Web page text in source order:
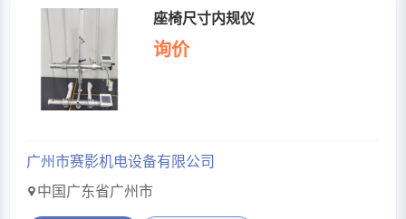
座椅尺寸内规仪
询价
广州市赛影机电设备有限公司
中国广东省广州市